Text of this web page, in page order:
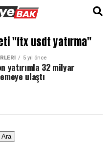
"ftx usdt yatırma"
5 yıl önce
yatırımla 32 milyar
ulaştı
Ara